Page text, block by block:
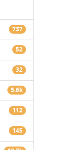
737
52
32
5.6k
112
145